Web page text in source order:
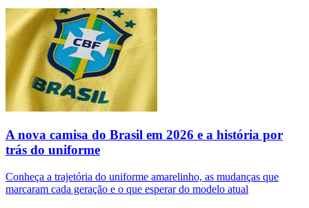
A nova camisa do Brasil em 2026 e a história por
trás do uniforme
Conheça a trajetória do uniforme amarelinho, as mudanças que
marcaram cada geração e o que esperar do modelo atual